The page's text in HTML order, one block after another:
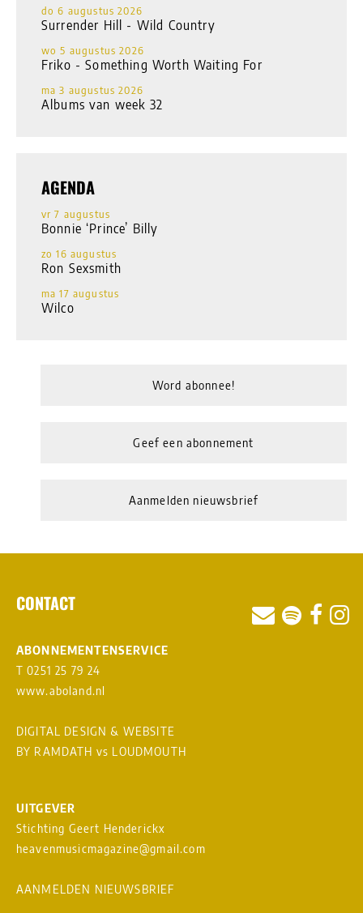
do 6 augustus 2026
Surrender Hill - Wild Country
wo 5 augustus 2026
Friko - Something Worth Waiting For
ma 3 augustus 2026
Albums van week 32
AGENDA
vr 7 augustus
Bonnie ‘Prince’ Billy
zo 16 augustus
Ron Sexsmith
ma 17 augustus
Wilco
Word abonnee!
Geef een abonnement
Aanmelden nieuwsbrief
CONTACT
ABONNEMENTENSERVICE
T 0251 25 79 24
www.aboland.nl
DIGITAL DESIGN & WEBSITE
BY RAMDATH vs LOUDMOUTH
UITGEVER
Stichting Geert Henderickx
heavenmusicmagazine@gmail.com
AANMELDEN NIEUWSBRIEF